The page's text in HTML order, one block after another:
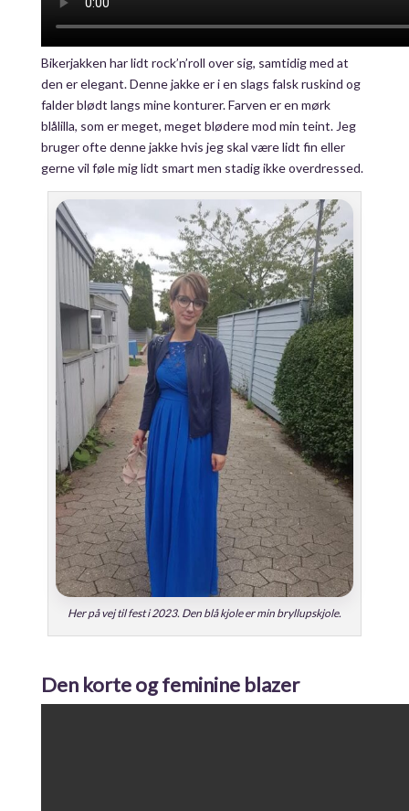
Bikerjakken har lidt rock’n’roll over sig, samtidig med at
den er elegant. Denne jakke er i en slags falsk ruskind og
falder blødt langs mine konturer. Farven er en mørk
blålilla, som er meget, meget blødere mod min teint. Jeg
bruger ofte denne jakke hvis jeg skal være lidt fin eller
gerne vil føle mig lidt smart men stadig ikke overdressed.
Her på vej til fest i 2023. Den blå kjole er min bryllupskjole.
Den korte og feminine blazer